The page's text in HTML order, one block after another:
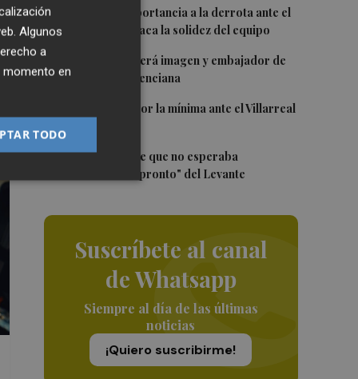
2
Sotelo resta importancia a la derrota ante el
Villarreal y destaca la solidez del equipo
3
Ferran Torres será imagen y embajador de
la Comunitat Valenciana
El Levante cae por la mínima ante el Villarreal
5Elgezabal admite que no esperaba
marcharse "tan pronto" del Levante
Suscríbete al canal
de Whatsapp
Siempre al día de las últimas
noticias
¡Quiero suscribirme!
Algunos
a
momento en
TODO